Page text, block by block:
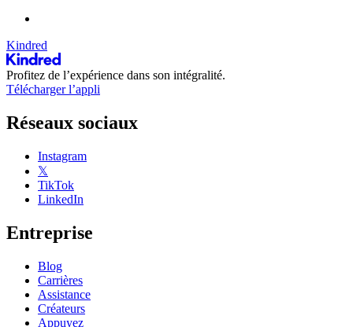
Kindred
Profitez de l’expérience dans son intégralité.
Télécharger l’appli
Réseaux sociaux
Instagram
𝕏
TikTok
LinkedIn
Entreprise
Blog
Carrières
Assistance
Créateurs
Appuyez